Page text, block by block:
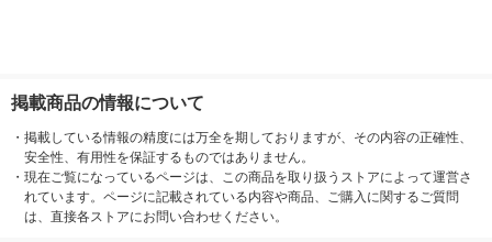
掲載商品の情報について
・ 掲載している情報の精度には万全を期しておりますが、その内容の正確性、
安全性、有用性を保証するものではありません。
・ 現在ご覧になっているページは、この商品を取り扱うストアによって運営さ
れています。ページに記載されている内容や商品、ご購入に関するご質問
は、直接各ストアにお問い合わせください。